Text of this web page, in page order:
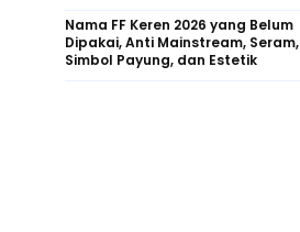
Nama FF Keren 2026 yang Belum
Dipakai, Anti Mainstream, Seram,
Simbol Payung, dan Estetik